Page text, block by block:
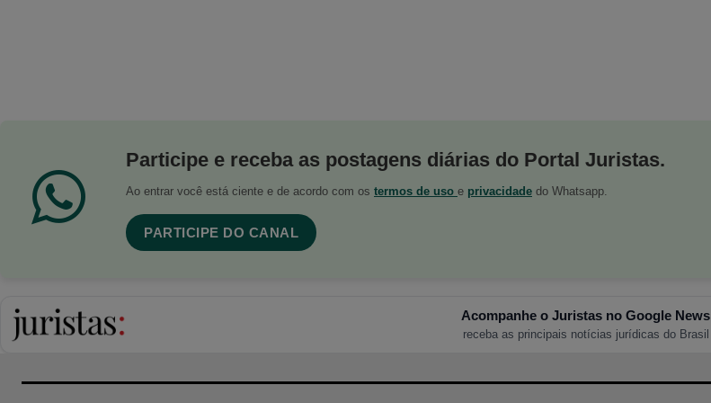
Participe e receba as postagens diárias do Portal Juristas.
Ao entrar você está ciente e de acordo com os termos de uso e privacidade do Whatsapp.
PARTICIPE DO CANAL
Acompanhe o Juristas no Google News
receba as principais notícias jurídicas do Brasil